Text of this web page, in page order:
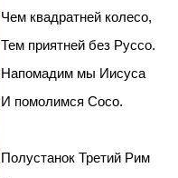
Чем квадратней колесо,
Тем приятней без Руссо.
Напомадим мы Иисуса
И помолимся Сосо.
Полустанок Третий Рим